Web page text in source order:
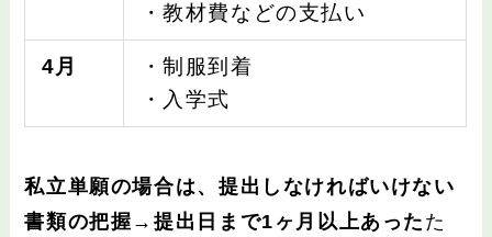
・教材費などの支払い
4月
・制服到着
・入学式
私立単願の場合は、提出しなければいけない
書類の把握→提出日まで1ヶ月以上あった た